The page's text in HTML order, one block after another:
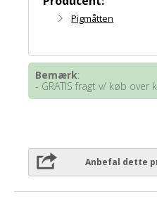
Pigmåtten
Bemærk:
- GRATIS fragt v/ køb over
Anbefal dette